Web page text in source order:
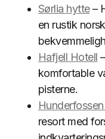
Sørlia hytte–
en rustik
Hafjell Hotell
komfortable
pisterne.
resort med